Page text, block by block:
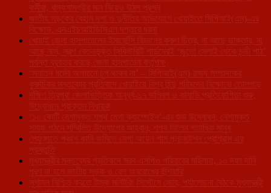
কর্মীরা, খাদ্যসামগ্রীর মান নিয়েও উঠল প্রশ্ন
জাতীয় সড়কের বেহাল দশা ও দুর্নীতির অভিযোগে খোয়াইতে সিপিআই(এম)-এর
বিক্ষোভ, এনএইচআইডিসিএল দপ্তরে ধরনা
খোয়াই জেলা হাসপাতালের ইমার্জেন্সি বিভাগের করুণ চিত্র, না আছে ডাক্তার, না
আছে নার্স, স্বল্প বেতনভূক্ত সিকিউরিটি গার্ডদেরই ‘জুতো সেলাই থেকে চন্ডী পাঠ’
পর্যন্ত ব্যবহার করছে জেলা হাসপাতাল কর্তৃপক্ষ
‘সনাতন ধর্মের অপমানে চুপ থাকব না’ – সিপিআই(এম) রাজ্য সম্পাদকের
কুরুচিকর মন্তব্যের প্রতিবাদে খোয়াইয়ে বিশ্ব হিন্দু পরিষদের বিক্ষোভে তোলপাড়
দক্ষিণ ত্রিপুরা জেলাভিত্তিক অনূর্ধ্ব-১৭ ভলিবল ও কাবাডি প্রতিযোগিতা শুরু,
উদ্বোধনে প্রাক্তন বিধায়ক
‘১০ কোটি নেশামুক্ত শপথ মেগা ক্যাম্পেইন’-এর শুভ উদ্বোধন, নেশামুক্ত
সমাজ গঠনে সম্মিলিত উদ্যোগের আহ্বান, শপথ নিলেন শতাধিক মানুষ
লেফুঙ্গাতে পঞ্চাশ কানি জমিতে মেগা অয়েল পাম প্লানটেশন প্রোগ্রাম এর
প্রস্তুতি
মুখ্যমন্ত্রীর মন্তব্যের প্রতিবাদে সরব এসপিও পরিবারের মহিলারা, ১০ দফা দাবি
পূরণ না হলে জাতীয় সড়ক ও রেল অবরোধের হুঁশিয়ারি
সুশাসন নিশ্চিত করতে টাস্ক মনিটরিং সিস্টেমে জোর, পর্যালোচনা বৈঠকে মুখ্যমন্ত্রী